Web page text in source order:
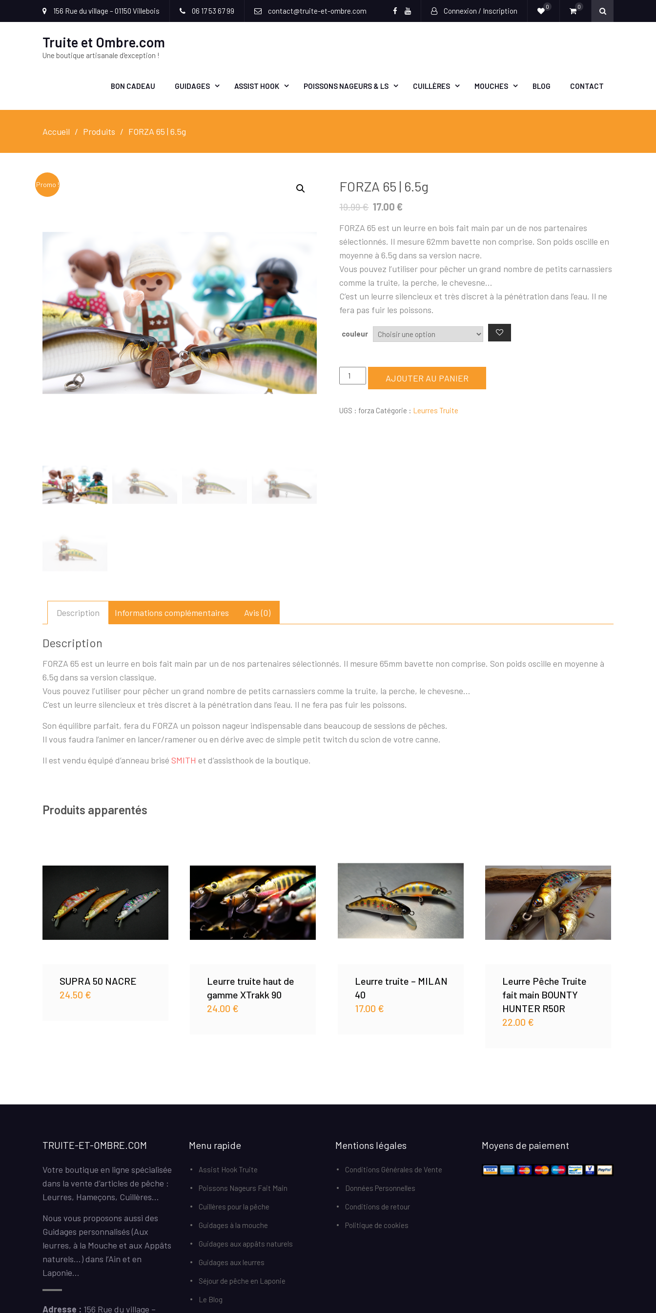
156 Rue du village – 01150 Villebois 06 17 53 67 99 contact@truite-et-ombre.com Connexion / Inscription 0 0
Truite et Ombre.com
Une boutique artisanale d'exception !
BON CADEAU GUIDAGES ASSIST HOOK POISSONS NAGEURS & LS CUILLÈRES MOUCHES BLOG CONTACT
Accueil Produits FORZA 65 | 6.5g
Promo ! FORZA 65 | 6.5g
19.99€ 17.00€
FORZA 65 est un leurre en bois fait main par un de nos partenaires
sélectionnés. Il mesure 62mm bavette non comprise. Son poids oscille en
moyenne à 6.5g dans sa version nacre.
Vous pouvez l’utiliser pour pêcher un grand nombre de petits carnassiers
comme la truite, la perche, le chevesne…
C’est un leurre silencieux et très discret à la pénétration dans l’eau. Il ne
fera pas fuir les poissons.
couleur
quantité
de
65
AJOUTER AU PANIER
UGS : forza Catégorie : Leurres Truite
Description Informations complémentaires Avis (0)
Description
FORZA 65 est un leurre en bois fait main par un de nos partenaires sélectionnés. Il mesure 65mm bavette non comprise. Son poids oscille en moyenne à
6.5g dans sa version classique.
Vous pouvez l’utiliser pour pêcher un grand nombre de petits carnassiers comme la truite, la perche, le chevesne…
C’est un leurre silencieux et très discret à la pénétration dans l’eau. Il ne fera pas fuir les poissons.
Son équilibre parfait, fera du FORZA un poisson nageur indispensable dans beaucoup de sessions de pêches.
Il vous faudra l’animer en lancer/ramener ou en dérive avec de simple petit twitch du scion de votre canne.
Il est vendu équipé d’anneau brisé SMITH et d’assisthook de la boutique.
Produits apparentés
SUPRA 50 NACRE
24.50 €
Leurre truite haut de
gamme XTrakk 90
24.00 €
Leurre truite – MILAN
40
17.00 €
Leurre Pêche Truite
fait main BOUNTY
HUNTER R50R
22.00 €
TRUITE-ET-OMBRE.COM
Votre boutique en ligne spécialisée
dans la vente d’articles de pêche :
Leurres, Hameçons, Cuillères…
Nous vous proposons aussi des
Guidages personnalisés (Aux
leurres, à la Mouche et aux Appâts
naturels…) dans l’Ain et en
Laponie…
Adresse : 156 Rue du village –
Menu rapide
Assist Hook Truite
Poissons Nageurs Fait Main
Cuillères pour la pêche
Guidages à la mouche
Guidages aux appâts naturels
Guidages aux leurres
Séjour de pêche en Laponie
Le Blog
Mentions légales
Conditions Générales de Vente
Données Personnelles
Conditions de retour
Politique de cookies
Moyens de paiement